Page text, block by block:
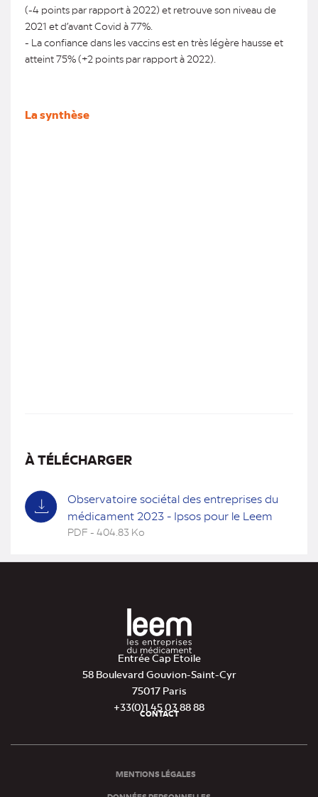
(-4 points par rapport à 2022) et retrouve son niveau de
2021 et d’avant Covid à 77%.
- La confiance dans les vaccins est en très légère hausse et
atteint 75% (+2 points par rapport à 2022).
La synthèse
À TÉLÉCHARGER
Observatoire sociétal des entreprises du
médicament 2023 - Ipsos pour le Leem
PDF - 404.83 Ko
onglet)
Entrée Cap Etoile
58 Boulevard Gouvion-Saint-Cyr
75017 Paris
+33(0)1 45 03 88 88
de
CONTACT
MENTIONS LÉGALES